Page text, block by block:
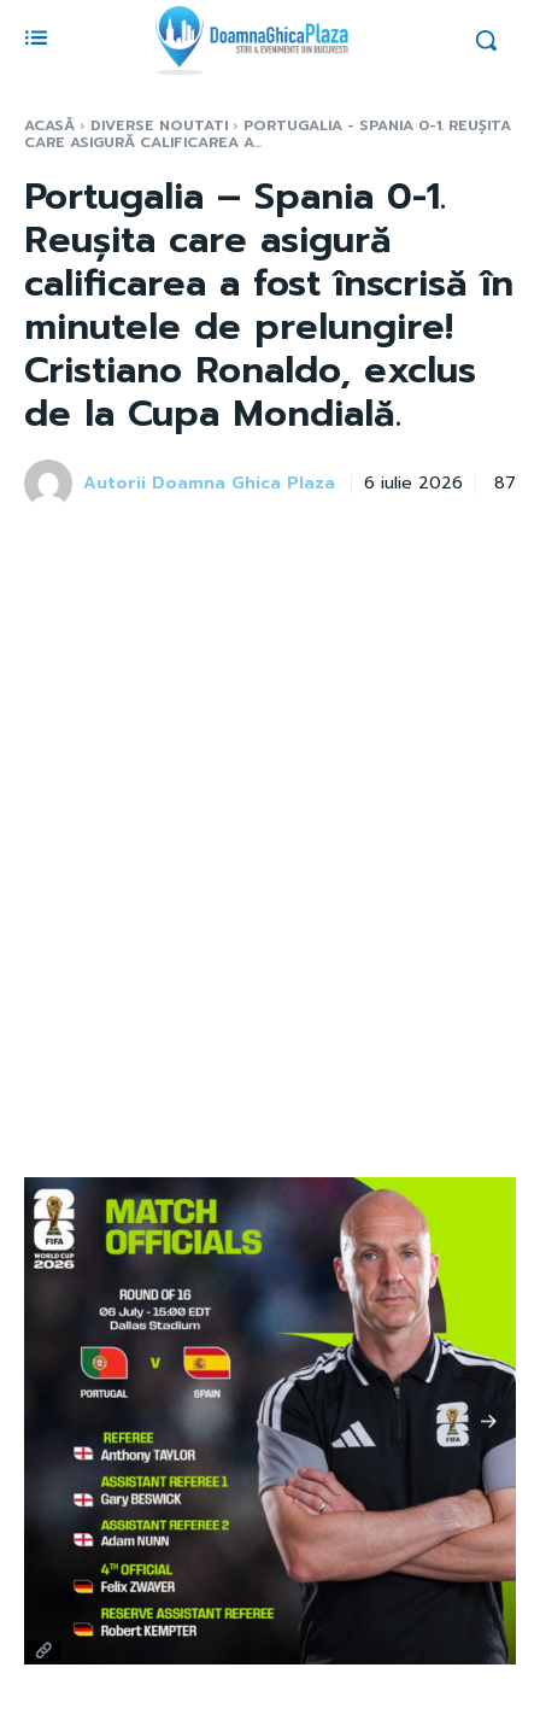
ACASĂ DIVERSE NOUTATI PORTUGALIA - SPANIA 0-1. REUȘITA
CARE ASIGURĂ CALIFICAREA A...
Portugalia – Spania 0-1.
Reușita care asigură
calificarea a fost înscrisă în
minutele de prelungire!
Cristiano Ronaldo, exclus
de la Cupa Mondială.
Autorii Doamna Ghica Plaza 6 iulie 2026 87